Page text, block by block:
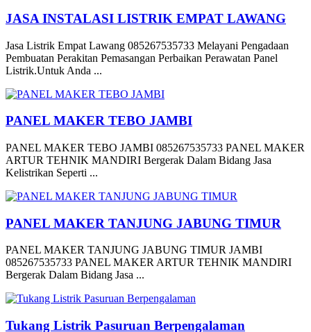
JASA INSTALASI LISTRIK EMPAT LAWANG
Jasa Listrik Empat Lawang 085267535733 Melayani Pengadaan
Pembuatan Perakitan Pemasangan Perbaikan Perawatan Panel
Listrik.Untuk Anda ...
PANEL MAKER TEBO JAMBI
PANEL MAKER TEBO JAMBI 085267535733 PANEL MAKER
ARTUR TEHNIK MANDIRI Bergerak Dalam Bidang Jasa
Kelistrikan Seperti ...
PANEL MAKER TANJUNG JABUNG TIMUR
PANEL MAKER TANJUNG JABUNG TIMUR JAMBI
085267535733 PANEL MAKER ARTUR TEHNIK MANDIRI
Bergerak Dalam Bidang Jasa ...
Tukang Listrik Pasuruan Berpengalaman